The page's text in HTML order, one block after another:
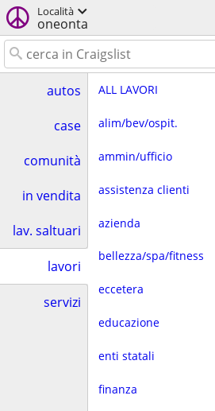
Località
oneonta
autos
case
comunità
in vendita
lav. saltuari
lavori
servizi
ALL LAVORI
alim/bev/ospit.
ammin/ufficio
assistenza clienti
azienda
bellezza/spa/fitness
eccetera
educazione
enti statali
finanza